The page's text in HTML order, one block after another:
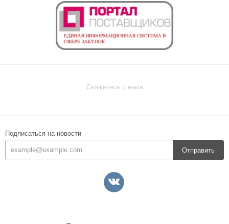
Свяжитесь с нами
Подписаться на новости
Отправить